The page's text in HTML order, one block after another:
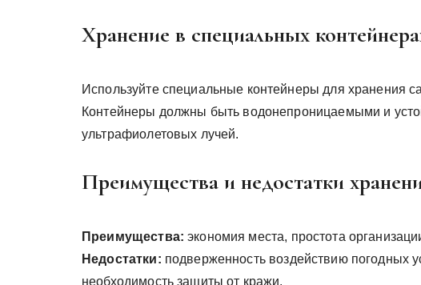
Хранение в специальных
Используйте специальные контейнеры для хранения
Контейнеры должны быть водонепроницаемыми и
ультрафиолетовых лучей.
Преимущества и недостатки
Преимущества: экономия места, простота
Недостатки: подверженность воздействию погодных
необходимость защиты от кражи.